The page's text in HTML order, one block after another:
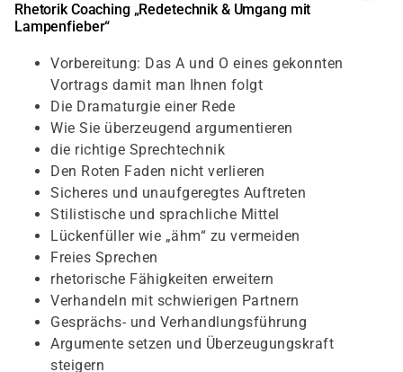
Rhetorik Coaching „Redetechnik & Umgang mit
Lampenfieber“
Vorbereitung: Das A und O eines gekonnten
Vortrags damit man Ihnen folgt
Die Dramaturgie einer Rede
Wie Sie überzeugend argumentieren
die richtige Sprechtechnik
Den Roten Faden nicht verlieren
Sicheres und unaufgeregtes Auftreten
Stilistische und sprachliche Mittel
Lückenfüller wie „ähm“ zu vermeiden
Freies Sprechen
rhetorische Fähigkeiten erweitern
Verhandeln mit schwierigen Partnern
Gesprächs- und Verhandlungsführung
Argumente setzen und Überzeugungskraft
steigern